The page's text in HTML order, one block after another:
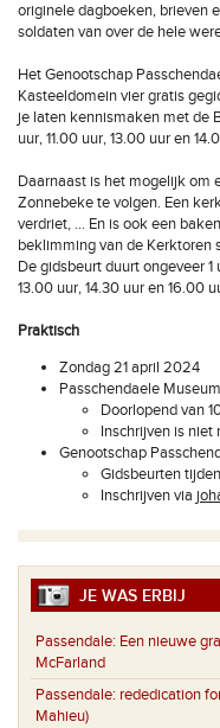
originele dagboeken, brieven
soldaten van over de hele
Het Genootschap
Kasteeldomein vier gratis
je laten kennismaken met de
uur, 11.00 uur, 13.00 uur en
Daarnaast is het mogelijk om
Zonnebeke te volgen. Een
verdriet, … En is ook een
beklimming van de Kerktoren
De gidsbeurt duurt ongeveer 1
13.00 uur, 14.30 uur en 16.00
Praktisch
Zondag 21 april 2024
Passchendaele Museum
Doorlopend van
Inschrijven is niet
Genootschap
Gidsbeurten
Inschrijven via
JE WAS ERBIJ
Passendale: Een nieuwe
McFarland
Passendale: rededication
Mahieu)